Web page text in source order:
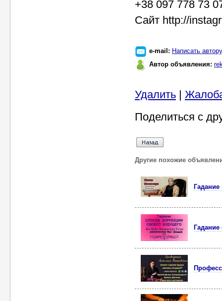
+38 097 778 73
Сайт http://
e-mail: Написать автору
Автор объявления:
Удалить |
Поделиться с
Другие похожие